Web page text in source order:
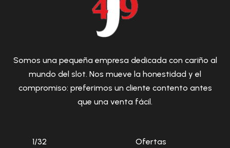
Somos una pequeña empresa dedicada con cariño al
mundo del slot. Nos mueve la honestidad y el
compromiso: preferimos un cliente contento antes
que una venta fácil.
1/32
Ofertas